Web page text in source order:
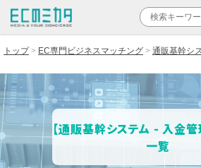
トップ EC専門ビジネスマッチング 通販基幹シ
【通販基幹システム - 入金
一覧